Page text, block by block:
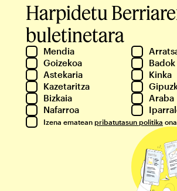
Harpidetu
buletinetara
Mendia
Goizekoa
Badok
Astekaria
Kinka
Kazetaritza
Bizkaia
Araba
Nafarroa
Izena ematean pribatutasun politika